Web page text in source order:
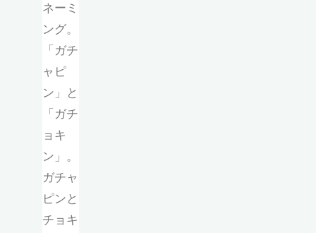
ネーミ
ング。
「ガチ
ャピ
ン」と
「ガチ
ョキ
ン」。
ガチャ
ピンと
チョキ